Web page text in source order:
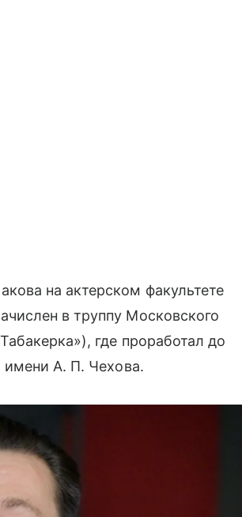
на актерском факультете
в труппу Московского
где проработал до
имени А. П. Чехова.